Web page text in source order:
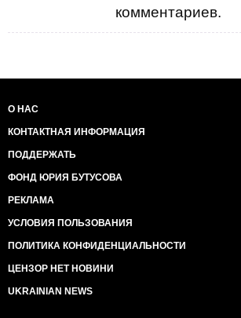
комментариев.
О НАС
КОНТАКТНАЯ ИНФОРМАЦИЯ
ПОДДЕРЖАТЬ
ФОНД ЮРИЯ БУТУСОВА
РЕКЛАМА
УСЛОВИЯ ПОЛЬЗОВАНИЯ
ПОЛИТИКА КОНФИДЕНЦИАЛЬНОСТИ
ЦЕНЗОР НЕТ НОВИНИ
UKRAINIAN NEWS